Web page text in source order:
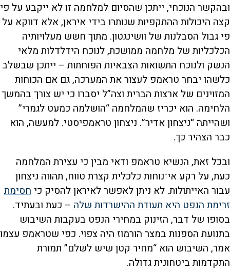
ובהקשר הנוכחי, ייתכן שהסיום למלחמה זו לא ייקבע על פי
קצה היכולות ההתקפיות שנותרו בידי איראן, אלא דווקא על
פי גבול הסבלנות של וושינגטון. מתוך חשש מעלויותיה
הכלכליות של מלחמה ממושכת, לנוכח הידלדלות מלאי
הנשק ולנוכח התשואות הצבאיות הפוחתות – ייתכן שבשלב
כלשהו יבחר טראמפ לעצור את המערכה, גם אם הכוחות
המזוינים של ארצות הברית וצה”ל יסברו כי יש צורך בהמשך
הלחימה. הוא יכריז שהמלחמה “הושלמה כמעט לגמרי”
ושהייתה “ניצחון אדיר”. ניצחון טראמפיסטי. למעשה, הוא
כבר הצהיר כך.
ובכל זאת, הנשיא טראמפ ודאי מבין כי עצירת המלחמה
כעת, על רקע אי־נוחות כלכלית קצרת טווח, תהווה ניצחון
עבור האייתולות. לא ניתן לאפשר לאיראן להסיק כי חסימת
זרימת הנפט היא תעודת ההישרדות שלה– כעת ובעתיד.
בסופו של דבר, הזינוק במחירי הנפט בעקבות השיבוש
בתנועת הספנות במצר הורמוז היה צפוי. כפי שטראמפ עצמו
אמר, השיבוש הוא “מחיר קטן שיש לשלם” תמורת
התקדמות ביטחונית גדולה.